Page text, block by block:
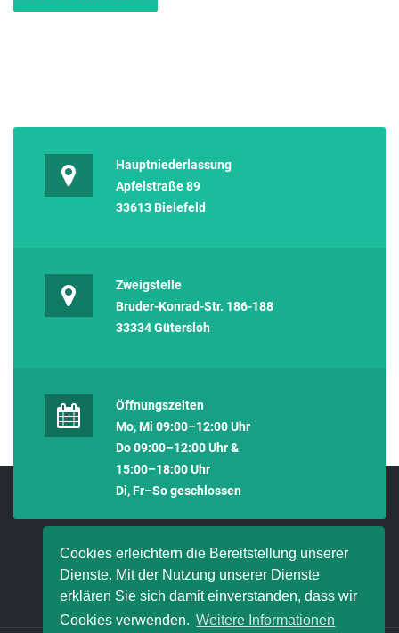
Cookies erleichtern die Bereitstellung unserer
Dienste. Mit der Nutzung unserer Dienste
erklären Sie sich damit einverstanden, dass wir
Cookies verwenden. Weitere Informationen
Hauptniederlassung
Apfelstraße 89
33613 Bielefeld
Zweigstelle
Bruder-Konrad-Str. 186-188
33334 Gütersloh
Öffnungszeiten
Mo, Mi 09:00–12:00 Uhr
Do 09:00–12:00 Uhr &
15:00–18:00 Uhr
Di, Fr–So geschlossen